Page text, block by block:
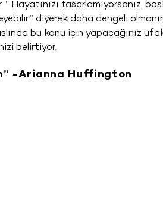
Hayatınızı tasarlamıyorsanız,
diyerek daha dengeli
bu konu için yapacağınız
belirtiyor.
-Arianna Huffington